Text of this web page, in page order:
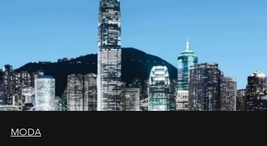
MODA